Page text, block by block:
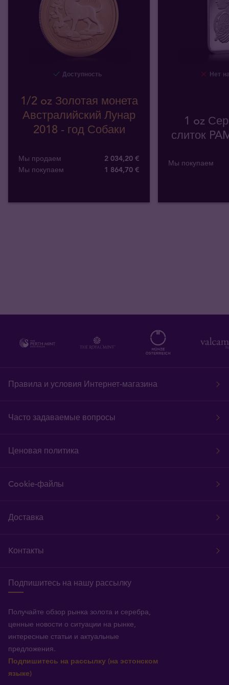
Доступность
1/2 oz Золотая монета
Австралийский Лунар
2018 - год Собаки
Мы продаем
2 034,20 €
Мы покупаем
1 864,70 €
Нет
1 oz
слиток
Мы покупаем
Правила и условия Интернет-магазина
Часто задаваемые вопросы
Ценовая политика
Cookie-файлы
Доставка
Kонтакты
Подпишитесь на нашу рассылку
Получайте обзор рынка золота и серебра,
ценные новости о ситуации на рынке,
интересные статьи и актуальные
предложения.
Подпишитесь на рассылку (на эстонском
языке)